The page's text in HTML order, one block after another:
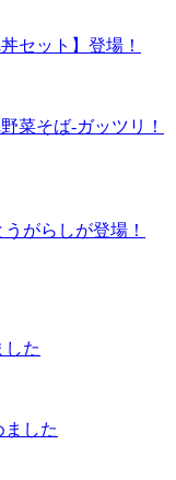
セット】登場！
菜そば-ガッツリ！
がらしが登場！
した
した